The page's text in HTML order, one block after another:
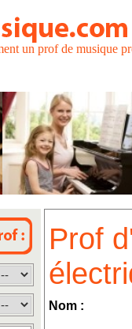
un prof de musique
Prof
Nom :